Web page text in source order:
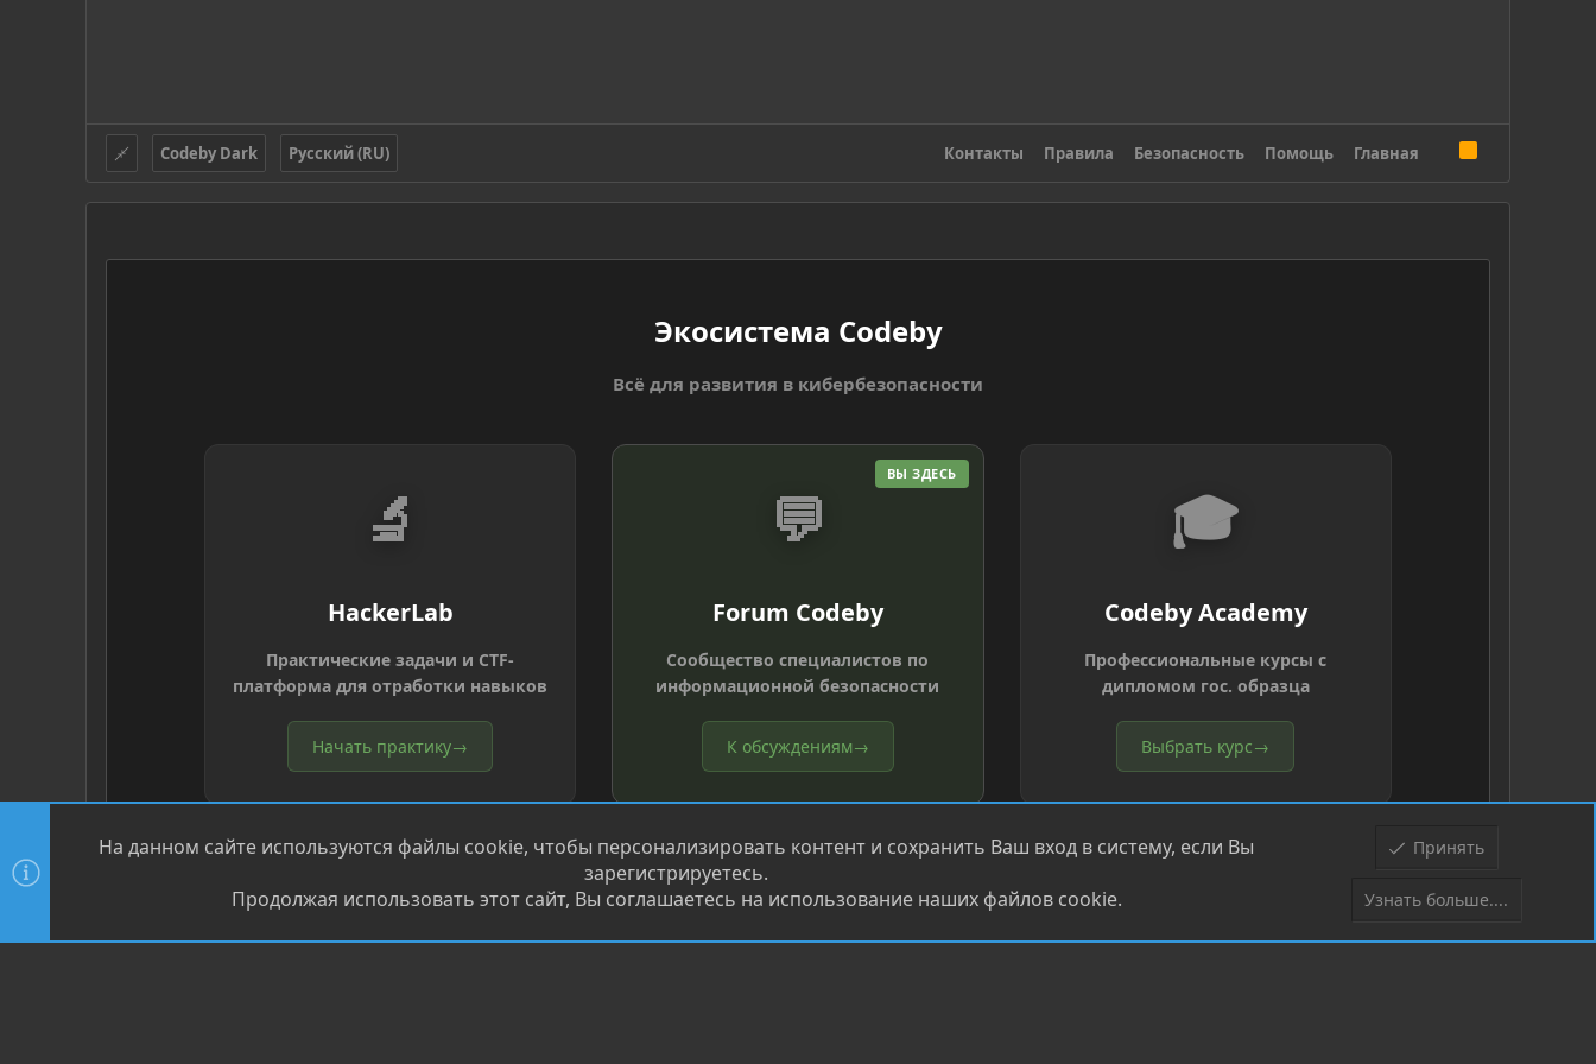
Codeby Dark Русский (RU) Контакты Правила Безопасность Помощь Главная
S
Экосистема Codeby
Всё для развития в кибербезопасности
🔬
HackerLab
Практические задачи и CTF-
платформа для отработки навыков
Начать практику→
ВЫ ЗДЕСЬ
💬
Forum Codeby
Сообщество специалистов по
информационной безопасности
К обсуждениям→
🎓
Codeby Academy
Профессиональные курсы с
дипломом гос. образца
Выбрать курс→
Community platform by XenForo ® © 2010-2026 XenForo Ltd. Перевод от Jumuro® Верх
На данном сайте используются файлы cookie, чтобы персонализировать контент и сохранить Ваш вход в систему, если Вы
зарегистрируетесь.
Продолжая использовать этот сайт, Вы соглашаетесь на использование наших файлов cookie.
Принять
Узнать больше....